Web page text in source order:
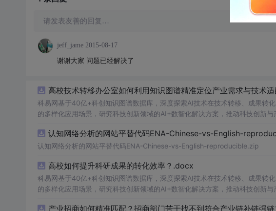
请发表友善的回复…
jeff_jame 2015-08-17
谢谢大家 问题已经解决了
高校技术转移办公室如何利用知识图谱精准定位产业需求与技术
科易网基于40亿+科创知识图谱数据库，深度探索AI技术在技术转移、成果转
的多样化应用场景，研究科技创新领域的AI+数智化解决方案，推动科技创新与
认知网络分析的网站平替代码ENA-Chinese-vs-English-
认知网络分析的网站平替代码ENA-Chinese-vs-English-reproducible.zip
高校如何提升科研成果的转化效率？.docx
科易网基于40亿+科创知识图谱数据库，深度探索AI技术在技术转移、成果转
的多样化应用场景，研究科技创新领域的AI+数智化解决方案，推动科技创新与
产业招商如何精准匹配？招商部门苦于找不到符合产业链补链强